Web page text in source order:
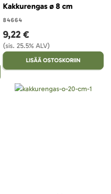
Kakkurengas ø 8 cm
84664
9,22 €
(sis. 25.5% ALV)
LISÄÄ OSTOSKORIIN